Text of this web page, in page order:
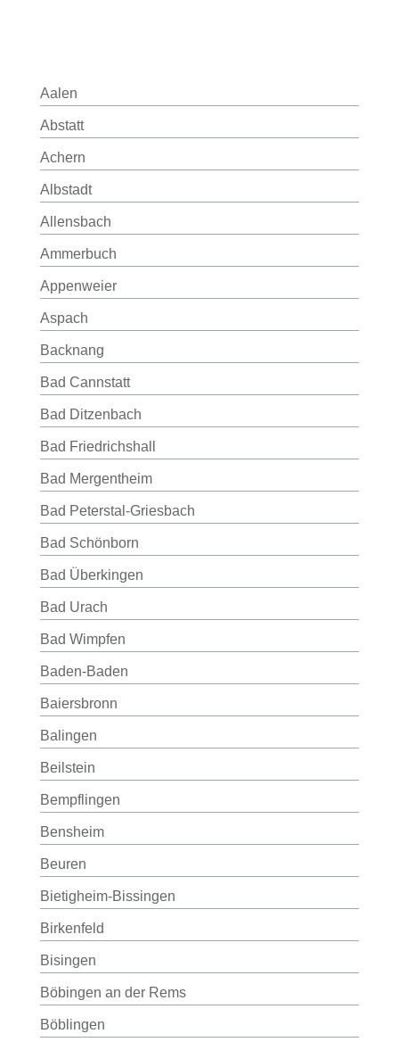
Aalen
Abstatt
Achern
Albstadt
Allensbach
Ammerbuch
Appenweier
Aspach
Backnang
Bad Cannstatt
Bad Ditzenbach
Bad Friedrichshall
Bad Mergentheim
Bad Peterstal-Griesbach
Bad Schönborn
Bad Überkingen
Bad Urach
Bad Wimpfen
Baden-Baden
Baiersbronn
Balingen
Beilstein
Bempflingen
Bensheim
Beuren
Bietigheim-Bissingen
Birkenfeld
Bisingen
Böbingen an der Rems
Böblingen